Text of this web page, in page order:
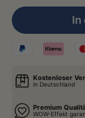
In
Kostenloser
in Deutschland
Premium
WOW-Effekt